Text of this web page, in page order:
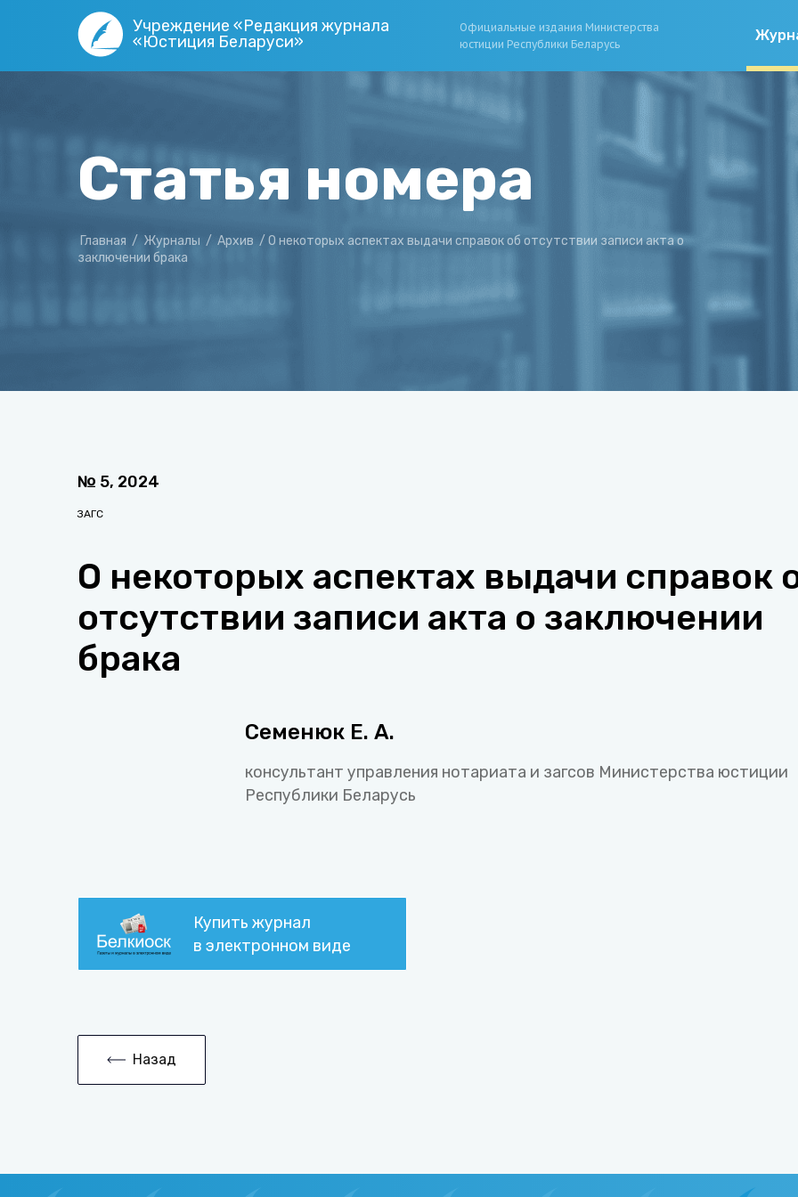
Учреждение «Редакция журнала
«Юстиция Беларуси»
Официальные издания Министерства
юстиции Республики Беларусь
Статья номера
Главная / Журналы / Архив / О некоторых аспектах выдачи справок об отсутствии записи акта о
заключении брака
№ 5, 2024
ЗАГС
О некоторых аспектах выдачи справок
отсутствии записи акта о заключении
брака
Семенюк Е. А.
консультант управления нотариата и загсов Министерства юстиции
Республики Беларусь
Купить журнал
в электронном виде
Назад